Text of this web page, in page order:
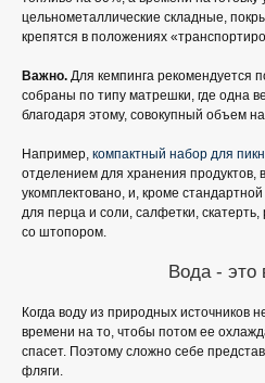
цельнометаллические складные,
крепятся в положениях
Важно. Для кемпинга рекомендуется
собраны по типу матрешки, где одна
благодаря этому, совокупный объем
Например, компактный набор для
отделением для хранения продуктов,
укомплектовано, и, кроме
для перца и соли, салфетки,
со штопором.
Вода - это
Когда воду из природных источников
времени на то, чтобы потом ее
спасет. Поэтому сложно себе
фляги.